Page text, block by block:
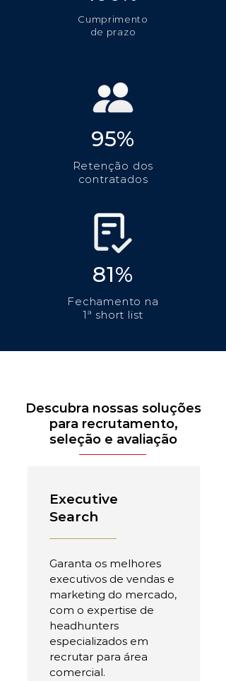
Cumprimento
de prazo
95%
Retenção dos
contratados
81%
Fechamento na
1ª short list
Descubra nossas soluções
para recrutamento,
seleção e avaliação
Executive
Search
Garanta os melhores
executivos de vendas e
marketing do mercado,
com o expertise de
headhunters
especializados em
recrutar para área
comercial.